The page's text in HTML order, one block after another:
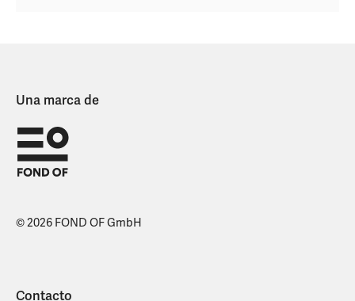
Una marca de
© 2026 FOND OF GmbH
Contacto